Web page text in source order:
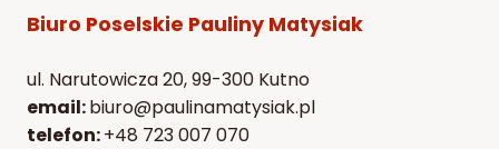
Biuro Poselskie Pauliny Matysiak
ul. Narutowicza 20, 99-300 Kutno
email:biuro@paulinamatysiak.pl
telefon:+48 723 007 070